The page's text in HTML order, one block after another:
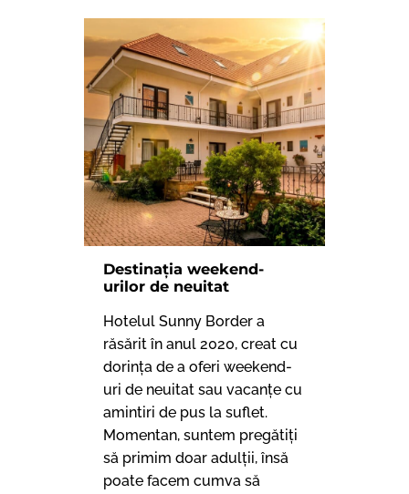
Destinația weekend-
urilor de neuitat
Hotelul Sunny Border a
răsărit în anul 2020, creat cu
dorința de a oferi weekend-
uri de neuitat sau vacanțe cu
amintiri de pus la suflet.
Momentan, suntem pregătiți
să primim doar adulții, însă
poate facem cumva să